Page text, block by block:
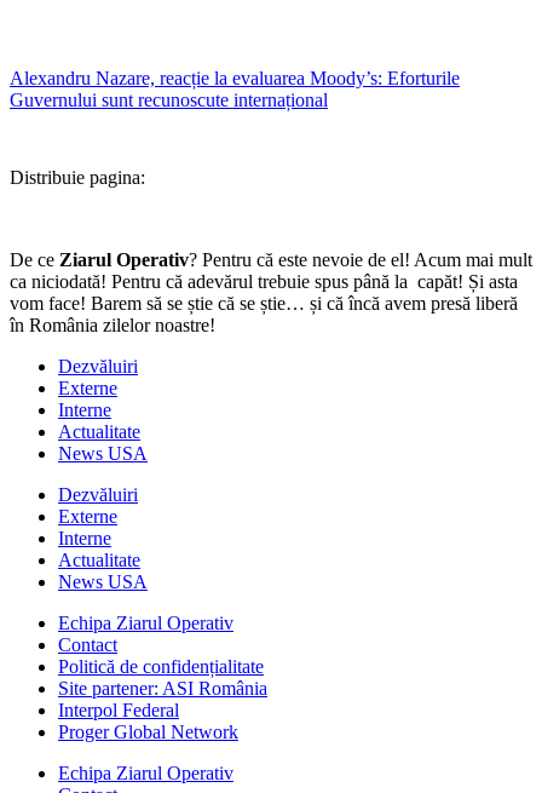
Alexandru Nazare, reacție la evaluarea Moody’s: Eforturile
Guvernului sunt recunoscute internațional
Distribuie pagina:
De ce Ziarul Operativ? Pentru că este nevoie de el! Acum mai mult
ca niciodată! Pentru că adevărul trebuie spus până la capăt! Și asta
vom face! Barem să se știe că se știe… și că încă avem presă liberă
în România zilelor noastre!
Dezvăluiri
Externe
Interne
Actualitate
News USA
Dezvăluiri
Externe
Interne
Actualitate
News USA
Echipa Ziarul Operativ
Contact
Politică de confidențialitate
Site partener: ASI România
Interpol Federal
Proger Global Network
Echipa Ziarul Operativ